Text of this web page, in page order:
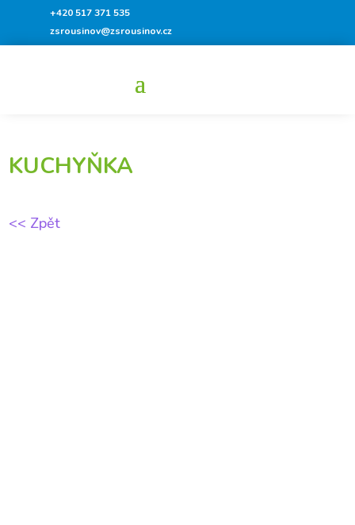
+420 517 371 535
zsrousinov@zsrousinov.cz
KUCHYŇKA
<< Zpět